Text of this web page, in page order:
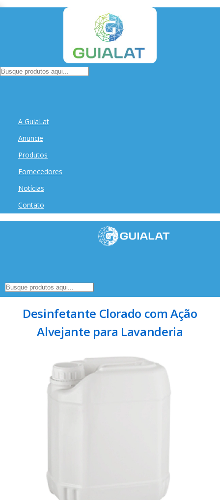
A GuiaLat
Anuncie
Produtos
Fornecedores
Notícias
Contato
Desinfetante Clorado com Ação
Alvejante para Lavanderia